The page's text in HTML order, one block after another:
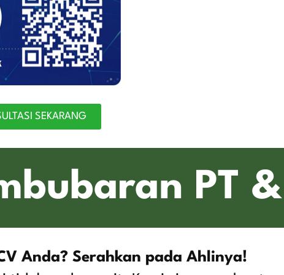
SEKARANG
PT
Anda? Serahkan pada Ahlinya!